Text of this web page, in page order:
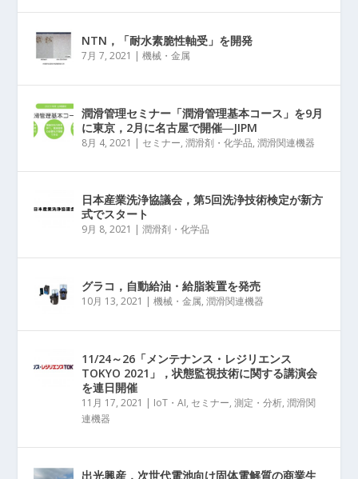
NTN，「耐水素脆性軸受」を開発
7月 7, 2021 |機械・金属
潤滑管理セミナー「潤滑管理基本コース」を9月
に東京，2月に名古屋で開催―JIPM
8月 4, 2021 | セミナー,潤滑剤・化学品,潤滑関連機器
日本産業洗浄協議会，第5回洗浄技術検定が新方
式でスタート
9月 8, 2021 |潤滑剤・化学品
グラコ，自動給油・給脂装置を発売
10月 13, 2021 |機械・金属,潤滑関連機器
11/24～26「メンテナンス・レジリエンス
TOKYO 2021」，状態監視技術に関する講演会
を連日開催
11月 17, 2021 | IoT・AI, セミナー,測定・分析,潤滑関
連機器
出光興産，次世代電池向け固体電解質の商業生